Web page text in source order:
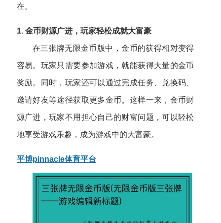
在。
1. 金币财源广进，玩家轻松成就大富豪
在三张牌无限金币版中，金币的获得相对变得
容易。玩家只需要参加游戏，就能获得大量的金币
奖励。同时，玩家还可以通过完成任务、兑换码、
邀请好友等途径获取更多金币。这样一来，金币财
源广进，玩家不用担心自己的财富问题，可以轻松
地享受游戏乐趣，成为游戏中的大富豪。
平博pinnacle体育平台